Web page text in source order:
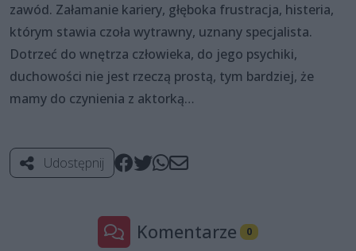
zawód. Załamanie kariery, głęboka frustracja, histeria,
którym stawia czoła wytrawny, uznany specjalista.
Dotrzeć do wnętrza człowieka, do jego psychiki,
duchowości nie jest rzeczą prostą, tym bardziej, że
mamy do czynienia z aktorką…
Udostępnij
Komentarze 0